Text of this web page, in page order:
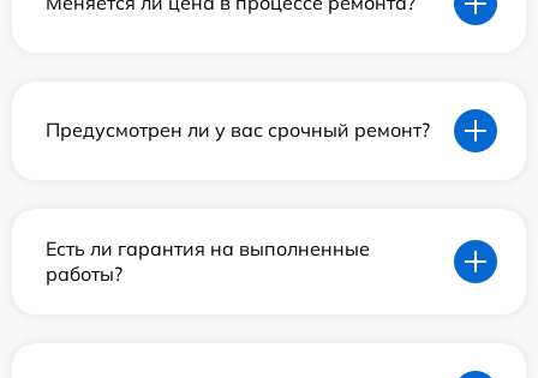
Предусмотрен ли у вас срочный ремонт?
Есть ли гарантия на выполненные
работы?